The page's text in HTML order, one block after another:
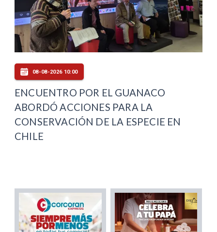
08-08-2026 10:00
ENCUENTRO POR EL GUANACO
ABORDÓ ACCIONES PARA LA
CONSERVACIÓN DE LA ESPECIE EN
CHILE